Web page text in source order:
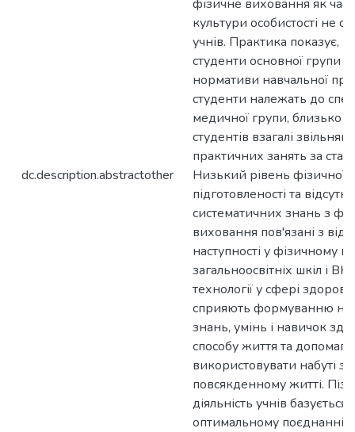
dc.description.abstractother
фізичне виховання як
культури особистості не
учнів. Практика показує,
студенти основної групи
нормативи навчальної
студенти належать до
медичної групи, близько
студентів взагалі
практичних занять за
Низький рівень фізичної
підготовленості та
систематичних знань з
виховання пов'язані з
наступності у фізичному
загальноосвітніх шкіл і
технології у сфері
сприяють формуванню
знань, умінь і навичок
способу життя та
використовувати набуті
повсякденному житті.
діяльність учнів базується
оптимальному поєднанні